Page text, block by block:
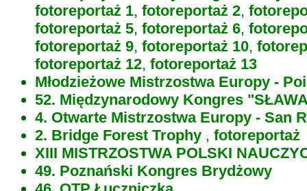
fotoreportaż 1, fotoreportaż 2,
fotoreportaż 5, fotoreportaż 6,
fotoreportaż 9, fotoreportaż 10,
fotoreportaż 12, fotoreportaż 13
Młodzieżowe Mistrzostwa Europy -
52. Międzynarodowy Kongres
4. Otwarte Mistrzostwa Europy - San
2. Bridge Forest Trophy , fotoreportaż
XIII MISTRZOSTWA POLSKI
49. Poznański Kongres Brydżowy